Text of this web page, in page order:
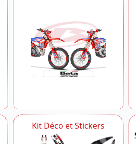
Kit Déco et Stickers